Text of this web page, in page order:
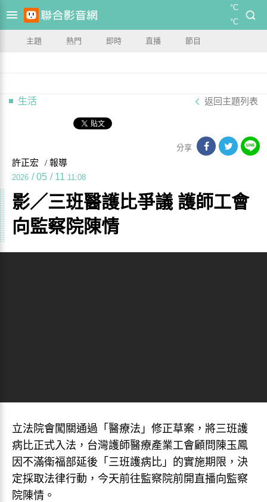
°C
°C
主題 熱門 即時 直播 節目
生活 返回主題列表
分享
許正宏 / 報導
2026 / 05 / 11 11:08
影／三班醫護比爭議 護師工會
向監察院陳情
立法院會闖關通過「醫療法」修正草案，將三班護
病比正式入法，台灣護師醫療產業工會顧問陳玉鳳
因不滿衛福部延後「三班護病比」的實施期限，決
定採取法律行動，今天前往監察院前開直播向監察
院陳情。